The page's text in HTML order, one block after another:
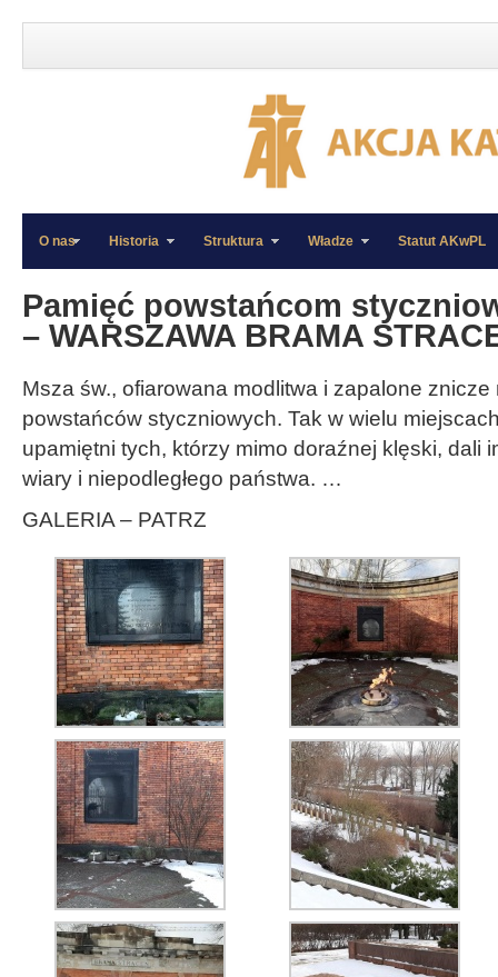
»
»
O nas Historia Struktura Władze Statut AKwPL
Pamięć powstańcom
– WARSZAWA BRAMA
Msza św., ofiarowana modlitwa i zapalone
powstańców styczniowych. Tak w wielu
upamiętni tych, którzy mimo doraźnej klęski, dali
wiary i niepodległego państwa. …
GALERIA –